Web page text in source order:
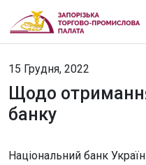
15 Грудня, 2022
Щодо
банку
Національний банк